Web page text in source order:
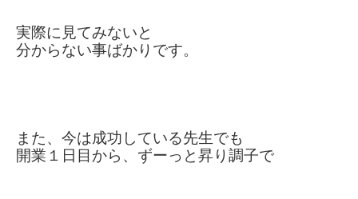
実際に見てみないと
分からない事ばかり です。
また、今は成功している先生でも
開業１日目から、ずーっと昇り調子で